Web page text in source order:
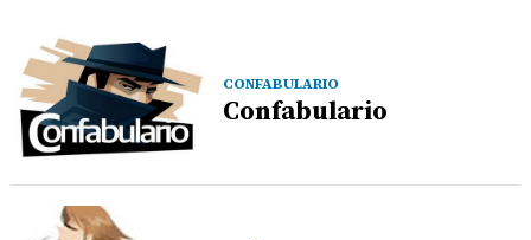
CONFABULARIO
Confabulario